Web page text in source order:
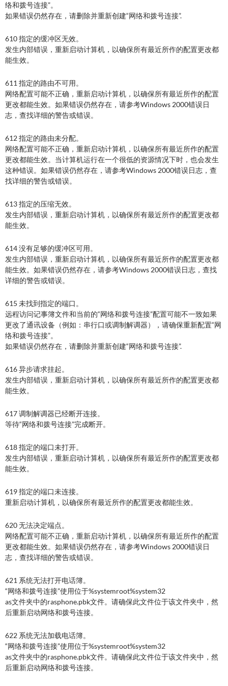
络和拨号连接”。
如果错误仍然存在，请删除并重新创建“网络和拨号连接”.
610 指定的缓冲区无效。
发生内部错误，重新启动计算机，以确保所有最近所作的配置更改都
能生效。
611 指定的路由不可用。
网络配置可能不正确，重新启动计算机，以确保所有最近所作的配置
更改都能生效。如果错误仍然存在，请参考Windows 2000错误日
志，查找详细的警告或错误。
612 指定的路由未分配。
网络配置可能不正确，重新启动计算机，以确保所有最近所作的配置
更改都能生效。当计算机运行在一个很低的资源情况下时，也会发生
这种错误。如果错误仍然存在，请参考Windows 2000错误日志，查
找详细的警告或错误。
613 指定的压缩无效。
发生内部错误，重新启动计算机，以确保所有最近所作的配置更改都
能生效。
614 没有足够的缓冲区可用。
发生内部错误，重新启动计算机，以确保所有最近所作的配置更改都
能生效。如果错误仍然存在，请参考Windows 2000错误日志，查找
详细的警告或错误。
615 未找到指定的端口。
远程访问记事簿文件和当前的“网络和拨号连接”配置可能不一致如果
更改了通讯设备（例如：串行口或调制解调器），请确保重新配置“网
络和拨号连接”。
如果错误仍然存在，请删除并重新创建“网络和拨号连接”.
616 异步请求挂起。
发生内部错误，重新启动计算机，以确保所有最近所作的配置更改都
能生效。
617 调制解调器已经断开连接。
等待“网络和拨号连接”完成断开。
618 指定的端口未打开。
发生内部错误，重新启动计算机，以确保所有最近所作的配置更改都
能生效。
619 指定的端口未连接。
重新启动计算机，以确保所有最近所作的配置更改都能生效。
620 无法决定端点。
网络配置可能不正确，重新启动计算机，以确保所有最近所作的配置
更改都能生效。如果错误仍然存在，请参考Windows 2000错误日
志，查找详细的警告或错误。
621 系统无法打开电话簿。
“网络和拨号连接”使用位于%systemroot%system32
as文件夹中的rasphone.pbk文件。请确保此文件位于该文件夹中，然
后重新启动网络和拨号连接。
622 系统无法加载电话簿。
“网络和拨号连接”使用位于%systemroot%system32
as文件夹中的rasphone.pbk文件。请确保此文件位于该文件夹中，然
后重新启动网络和拨号连接。